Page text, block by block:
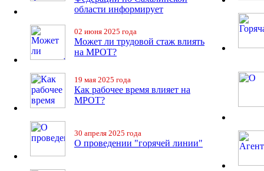
области информирует
02 июня 2025 года
Может ли трудовой стаж влиять
на МРОТ?
19 мая 2025 года
Как рабочее время влияет на
МРОТ?
30 апреля 2025 года
О проведении "горячей линии"